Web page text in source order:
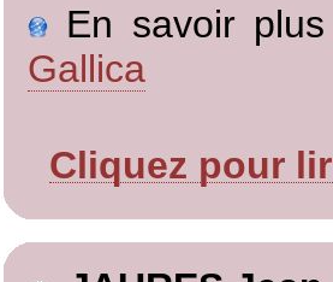
En savoir
Gallica
Cliquez pour